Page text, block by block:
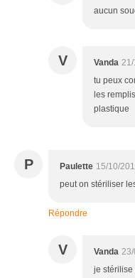
aucun
V Vanda
tu peux
les
plastique
P Paulette 15/10/
peut on stériliser
Répondre
V Vanda
je stérilise